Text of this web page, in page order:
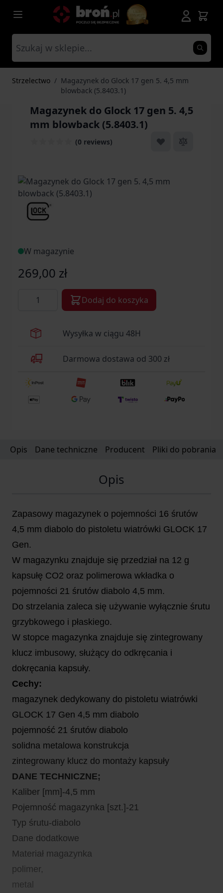
Przejdź do treści
Strzelectwo / Magazynek do Glock 17 gen 5. 4,5 mm
blowback (5.8403.1)
Magazynek do Glock 17 gen 5. 4,5
mm blowback (5.8403.1)
(0 reviews)
W magazynie
269,00 zł
Dodaj do koszyka
Wysyłka w ciągu 48H
Darmowa dostawa od 300 zł
Opis Dane techniczne Producent Pliki do pobrania
Opis
Zapasowy magazynek o pojemności 16 śrutów
4,5 mm diabolo do pistoletu wiatrówki GLOCK 17
Gen.
W magazynku znajduje się przedział na 12 g
kapsułę CO2 oraz polimerowa wkładka o
pojemności 21 śrutów diabolo 4,5 mm.
Do strzelania zaleca się używanie wyłącznie śrutu
grzybkowego i płaskiego.
W stopce magazynka znajduje się zintegrowany
klucz imbusowy, służący do odkręcania i
dokręcania kapsuły.
Cechy:
magazynek dedykowany do pistoletu wiatrówki
GLOCK 17 Gen 4,5 mm diabolo
pojemność 21 śrutów diabolo
solidna metalowa konstrukcja
zintegrowany klucz do montaży kapsuły
DANE TECHNICZNE;
Kaliber [mm]-4,5 mm
Pojemność magazynka [szt.]-21
Typ śrutu-diabolo
Dane dodatkowe
Materiał magazynka
polimer,
metal